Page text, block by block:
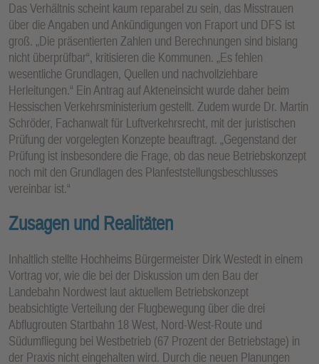
Das Verhältnis scheint kaum reparabel zu sein, das Misstrauen
über die Angaben und Ankündigungen von Fraport und DFS ist
groß. „Die präsentierten Zahlen und Berechnungen sind bislang
nicht überprüfbar“, kritisieren die Kommunen. „Es fehlen
wesentliche Grundlagen, Quellen und nachvollziehbare
Herleitungen.“ Ein Antrag auf Akteneinsicht wurde daher beim
Hessischen Verkehrsministerium gestellt. Zudem wurde Dr. Martin
Schröder, Fachanwalt für Luftverkehrsrecht, mit der juristischen
Prüfung der vorgelegten Konzepte beauftragt. „Gegenstand der
Prüfung ist insbesondere die Frage, ob das neue Betriebskonzept
noch mit den Grundlagen des Planfeststellungsbeschlusses
vereinbar ist.“
Zusagen und Realitäten
Inhaltlich stellte Hochheims Bürgermeister Dirk Westedt in einem
Vortrag vor, wie die bei der Diskussion um den Bau der
Landebahn Nordwest laut aktuellem Betriebskonzept
beabsichtigte Verteilung der Flugbewegung über die drei
Abflugrouten Startbahn 18 West, Nord-West-Route und
Südumfliegung bei Westbetrieb (67 Prozent der Betriebstage) in
der Praxis nicht eingehalten wird. Durch die neuen Planungen